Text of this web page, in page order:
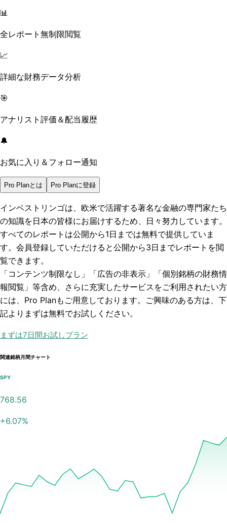
📊
全レポート無制限閲覧
📈
詳細な財務データ分析
🎯
アナリスト評価＆配当履歴
🔔
お気に入り＆フォロー通知
Pro Planとは Pro Planに登録
インベストリンゴは、欧米で活躍する著名な金融の専門家たち
の知識を日本の皆様にお届けするため、日々努力しています。
すべてのレポートは公開から1日までは無料で提供していま
す。会員登録していただけると公開から3日までレポートを閲
覧できます。
「コンテンツ制限なし」「広告の非表示」「個別銘柄の財務情
報閲覧」 等含め、さらに充実したサービスをご利用されたい方
には、Pro Planもご用意しております。ご興味のある方は、下
記よりまずは無料でお試しください。
まずは7日間お試しプラン
関連銘柄月間チャート
SPY
768.56
+6.07%